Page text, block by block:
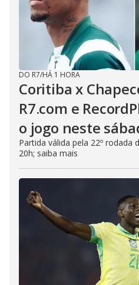
DO R7/HÁ 1 HORA
Coritiba x
R7.com e
o jogo neste
Partida válida pela 22º rodada
20h; saiba mais